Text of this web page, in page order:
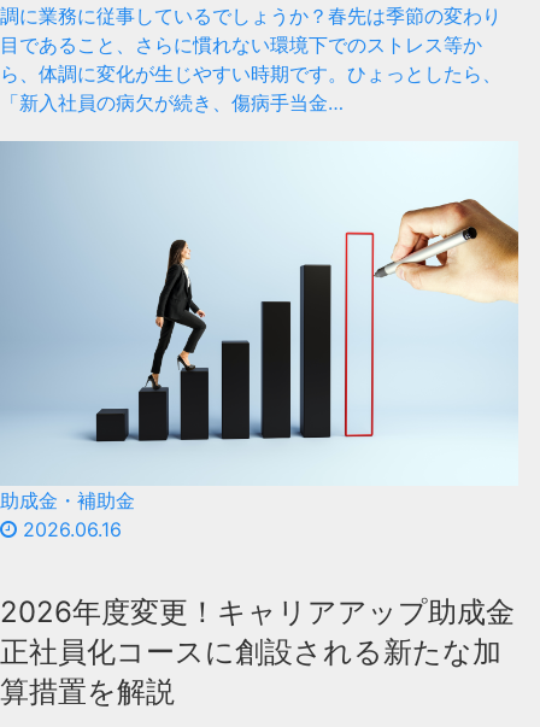
調に業務に従事しているでしょうか？春先は季節の変わり
目であること、さらに慣れない環境下でのストレス等か
ら、体調に変化が生じやすい時期です。ひょっとしたら、
「新入社員の病欠が続き、傷病手当金…
助成金・補助金
2026.06.16
2026年度変更！キャリアアップ助成金
正社員化コースに創設される新たな加
算措置を解説